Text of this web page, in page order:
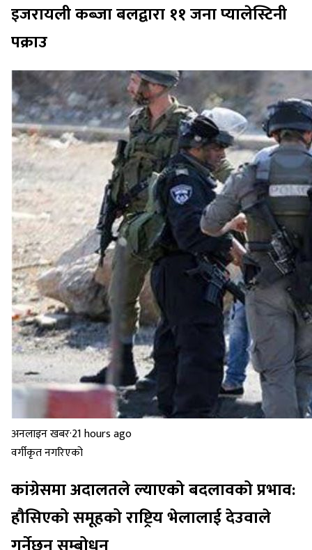
इजरायली कब्जा बलद्वारा ११ जना प्यालेस्टिनी
पक्राउ
अनलाइन खबर·21 hours ago
वर्गीकृत नगरिएको
कांग्रेसमा अदालतले ल्याएको बदलावको प्रभाव:
हौसिएको समूहको राष्ट्रिय भेलालाई देउवाले